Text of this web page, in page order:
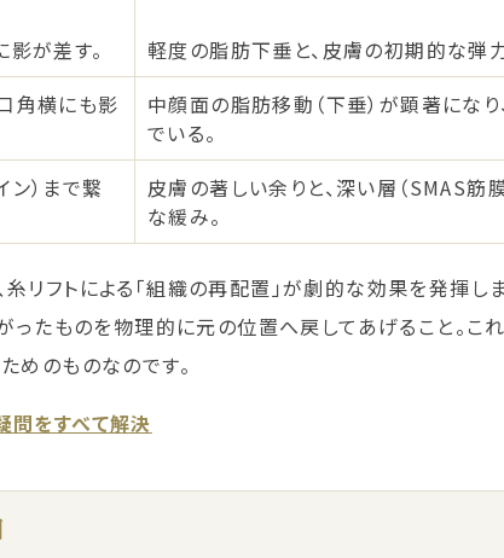
が差す。
軽度の脂肪下垂と、皮膚の初期的な弾
角横にも影
中顔面の脂肪移動（下垂）が顕著にな
でいる。
）まで繋
皮膚の著しい余りと、深い層（SMAS筋
な緩み。
リフトによる「組織の再配置」が劇的な効果を発揮し
ったものを物理的に元の位置へ戻してあげること。こ
めのものなのです。
をすべて解決